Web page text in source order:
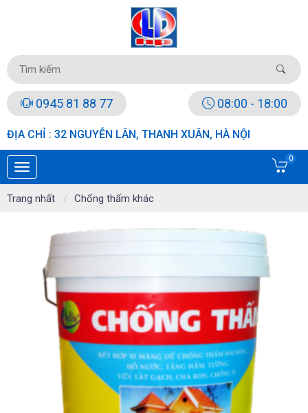
0945 81 88 77 08:00 - 18:00
ĐỊA CHỈ : 32 NGUYỄN LÂN, THANH XUÂN, HÀ NỘI
0
Trang nhất Chống thấm khác